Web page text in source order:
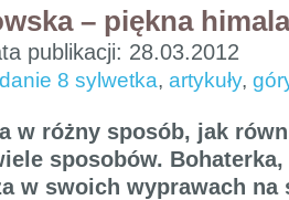
– piękna
publikacji: 28.03.2012
8 sylwetka, artykuły,
w różny sposób, jak
sposobów. Bohaterka,
w swoich wyprawach na